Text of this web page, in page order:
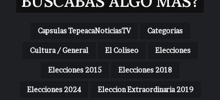
Capsulas TepeacaNoticiasTV Categorias
Cultura / General El Coliseo Elecciones
Elecciones 2015 Elecciones 2018
Elecciones 2024 Eleccion Extraordinaria 2019